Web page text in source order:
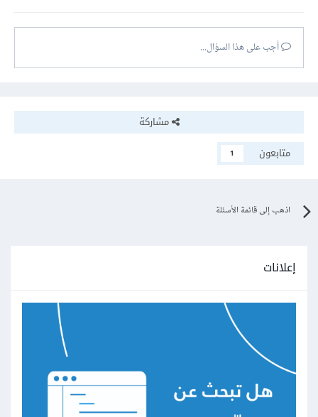
أجب على هذا السؤال...
مشاركة
متابعون
1
اذهب إلى قائمة الأسئلة
إعلانات